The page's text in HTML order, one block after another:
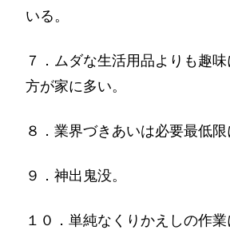
いる。
７．ムダな生活用品よりも趣
方が家に多い。
８．業界づきあいは必要最低限
９．神出鬼没。
１０．単純なくりかえしの作